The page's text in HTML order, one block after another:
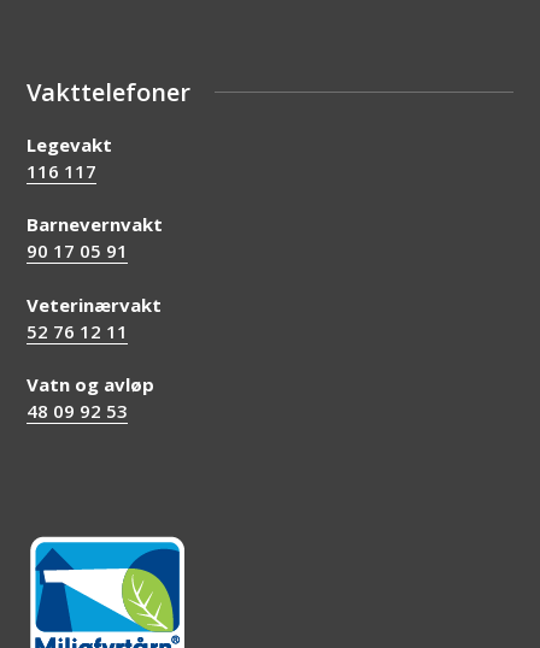
Vakttelefoner
Legevakt
116 117
Barnevernvakt
90 17 05 91
Veterinærvakt
52 76 12 11
Vatn og avløp
48 09 92 53